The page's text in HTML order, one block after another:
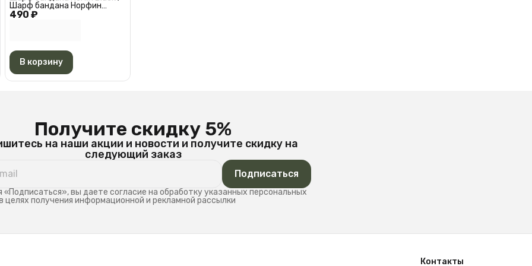
490 ₽
Шарф бандана Норфин
Черная АМ 6527
В корзину
Получите скидку 5%
на наши акции и новости и получите скидку на
следующий заказ
Подписаться
«Подписаться», вы даете согласие на обработку указанных персональных
целях получения информационной и рекламной рассылки
Контакты